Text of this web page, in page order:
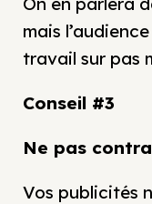
mais
travail sur pas
Conseil #3
Ne pas
Vos publicités